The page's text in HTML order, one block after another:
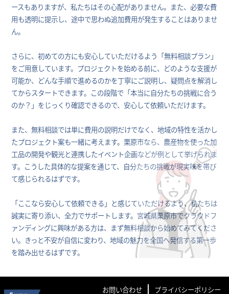
ースもありますが、私たちはその心配がありません。また、必要な費
用も透明に提示し、途中で思わぬ追加費用が発生することはありませ
ん。
さらに、初めての方にも安心していただけるよう「無料相談プラン」
をご用意しています。プロジェクトを始める前に、どのような支援が
可能か、どんな手順で進めるのかを丁寧にご説明し、疑問点を解消し
てからスタートできます。この段階で「本当に自分たちの挑戦に合う
のか？」をじっくり確認できるので、安心して依頼いただけます。
また、無料相談では単に費用の説明だけでなく、地域の特性を活かし
たプロジェクト案も一緒に考えます。栗原市なら、農産物を使った加
工品の開発や観光と連携したイベント企画などが例として挙げられま
す。こうした具体的な提案を通じて、自分たちの挑戦が現実味を帯び
て感じられるはずです。
「ここなら安心して依頼できる」と感じていただけるよう、私たちは
誠実に寄り添い、全力でサポートします。宮城県栗原市でクラウドフ
ァンディングに興味がある方は、まず無料相談から始めてみてくださ
い。きっと不安が自信に変わり、地域の魅力を全国へ発信する第一歩
を踏み出せるはずです。
お問い合わせ プライバシーポリシー